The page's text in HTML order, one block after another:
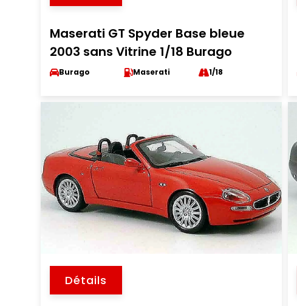
Maserati GT Spyder Base bleue
2003 sans Vitrine 1/18 Burago
Burago Maserati 1/18
Détails